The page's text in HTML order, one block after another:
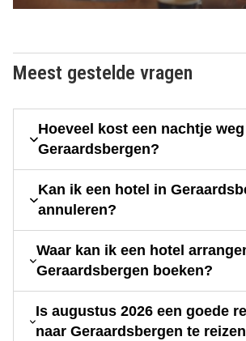
Meest gestelde vragen
Hoeveel kost een nachtje
Geraardsbergen?
Kan ik een hotel in
annuleren?
Waar kan ik een hotel
Geraardsbergen boeken?
Is augustus 2026 een goede
naar Geraardsbergen te